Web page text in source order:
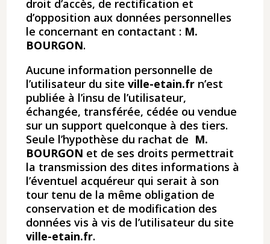
droit d’accès, de rectification et
d’opposition aux données personnelles
le concernant en contactant : M.
BOURGON.
Aucune information personnelle de
l’utilisateur du siteville-etain.fr ​ n’est
publiée à l’insu de l’utilisateur,
échangée, transférée, cédée ou vendue
sur un support quelconque à des tiers.
Seule l’hypothèse du rachat de ​ M.
BOURGON ​​ et de ses droits permettrait
la transmission des dites informations à
l’éventuel acquéreur qui serait à son
tour tenu de la même obligation de
conservation et de modification des
données vis à vis de l’utilisateur du site
ville-etain.fr.